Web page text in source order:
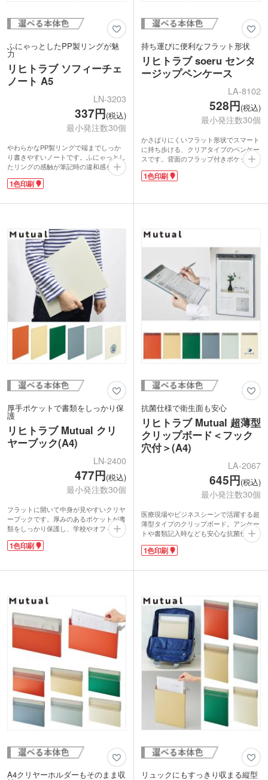
ふにゃっとしたPP製リングが魅
力
リヒトラブ ソフィーチェ
ノート A5
LN-3203
337円(税込)
最小発注数30個
やわらかなPP製リングで端までしっか
り書きやすいノートです。ふにゃっとし
たリングの感触が筆記時の違和感を軽減
してくれます。使い終わったらハサミで
切って分別でき、環境にも配慮。リーフ
ツイストノートに綴じ替えできます。背
表紙に企業ロゴや学校名を1色印刷でき
ます。企業説明会のノベルティから卒業
記念品まで、幅広く喜ばれる人気文具メ
ーカーのステーショナリーです。
1色印刷
持ち運びに便利なフラット形状
リヒトラブ soeru センタ
ージップペンケース
LA-8102
528円(税込)
最小発注数30個
かさばりにくいフラット形状でスマート
に持ち歩ける、クリアタイプのペンケー
スです。背面のフラップ付きポケット
で、お気に入りの付箋やステッカーを見
せながら収納できます。コスメやリップ
ゃれなニュアンスカラーが魅力です。
商品は、卒業記念品やオリジナルグッズ
1色印刷
厚手ポケットで書類をしっかり保
護
リヒトラブ Mutual クリ
ヤーブック(A4)
LN-2400
477円(税込)
最小発注数30個
フラットに開いて中身が見やすいクリヤ
ーブックです。厚みのあるポケットが書
類をしっかり保護し、学校やオフィスで
の使用にぴったり。資料やプリントの整
理に便利なA4サイズで、日常に寄り添
名入れ可能。高品質ながらもリーズナブ
ルな「LIHIT LAB.(リヒトラブ)」の商品
は、周年記念品や卒業記念品などに人気
です。
1色印刷
抗菌仕様で衛生面も安心
リヒトラブ Mutual 超薄型
クリップボード＜フック
穴付＞(A4)
LA-2067
645円(税込)
最小発注数30個
医療現場やビジネスシーンで活躍する超
薄型タイプのクリップボード。アンケー
トや書類記入時なども安心な抗菌仕様で
す。サイドストッパーでA4用紙をきれい
に揃えられます。吊り下げて使えるフッ
付きのペンを挟めるペンホルダーも付い
名入れが可能です。企業ロゴ入りの周年
記念品や、クリニックのスタッフ用備品
などにいかがでしょうか。
1色印刷
A4クリヤーホルダーもそのまま収 リュックにもすっきり収まる縦型